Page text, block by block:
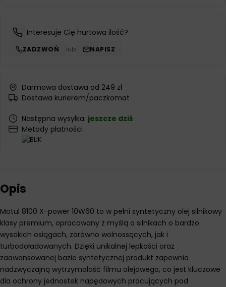
Interesuje Cię hurtowa ilość?
ZADZWOŃ lub NAPISZ
Darmowa dostawa od 249 zł
Dostawa kurierem/paczkomat
Następna wysyłka: jeszcze dziś
Metody płatności
Opis
Motul 8100 X-power 10W60 to w pełni syntetyczny olej silnikowy
klasy premium, opracowany z myślą o silnikach o bardzo
wysokich osiągach, zarówno wolnossących, jak i
turbodoładowanych. Dzięki unikalnej lepkości oraz
zaawansowanej bazie syntetycznej produkt zapewnia
nadzwyczajną wytrzymałość filmu olejowego, co jest kluczowe
dla ochrony jednostek napędowych pracujących pod